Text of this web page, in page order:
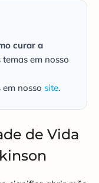
curar a
temas em nosso
nosso site.
de Vida